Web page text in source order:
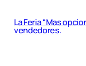
La Feria “Mas
vendedores.